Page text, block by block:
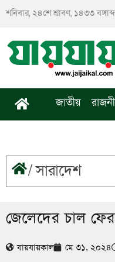
Skip
শনিবার, ২৪শে শ্রাবণ, ১৪৩৩
জাতীয়
/সারাদেশ
জেলেদের চাল
যায়যায়কাল মে ৩১, ২০২৪